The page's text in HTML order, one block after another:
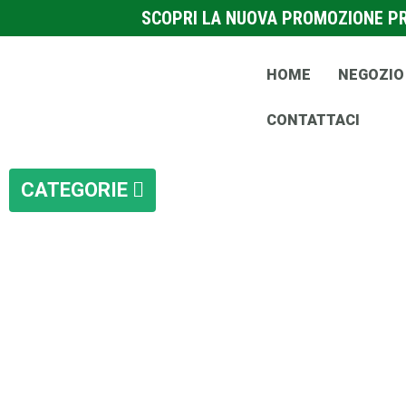
SCOPRI LA NUOVA PROMOZIONE
HOME NEGOZIO
CONTATTACI